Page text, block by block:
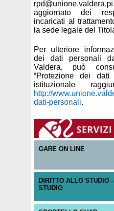
aggiornato dei
incaricati al
la sede legale del
Per ulteriore
dei dati personali
Valdera, può
“Protezione dei
istituzionale
http://
dati-personali.
GARE ON LINE
DIRITTO ALLO STUDIO
STUDIO